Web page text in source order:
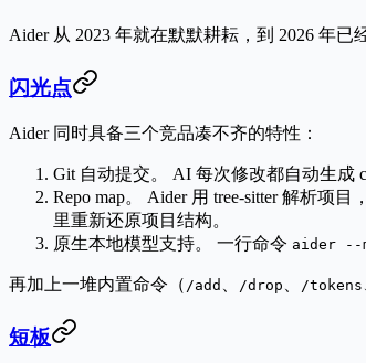
Aider 从 2023 年就在默默耕耘，到 2026 年已
闪光点
Aider 同时具备三个竞品凑不齐的特性：
Git 自动提交。 AI 每次修改都自动生成
Repo map。
Aider 用 tree-sitter 解析项
里重新还原项目结构。
原生本地模型支持。
一行命令 aider --
再加上一堆内置命令（ /add /drop /tokens
短板